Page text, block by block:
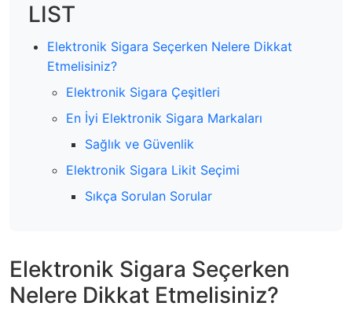
LIST
Elektronik Sigara Seçerken Nelere Dikkat
Etmelisiniz?
Elektronik Sigara Çeşitleri
En İyi Elektronik Sigara Markaları
Sağlık ve Güvenlik
Elektronik Sigara Likit Seçimi
Sıkça Sorulan Sorular
Elektronik Sigara Seçerken
Nelere Dikkat Etmelisiniz?